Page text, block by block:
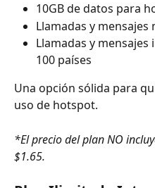
10GB de datos para
Llamadas y
Llamadas y
100 países
Una opción sólida para
uso de hotspot.
*El precio del plan NO
$1.65.